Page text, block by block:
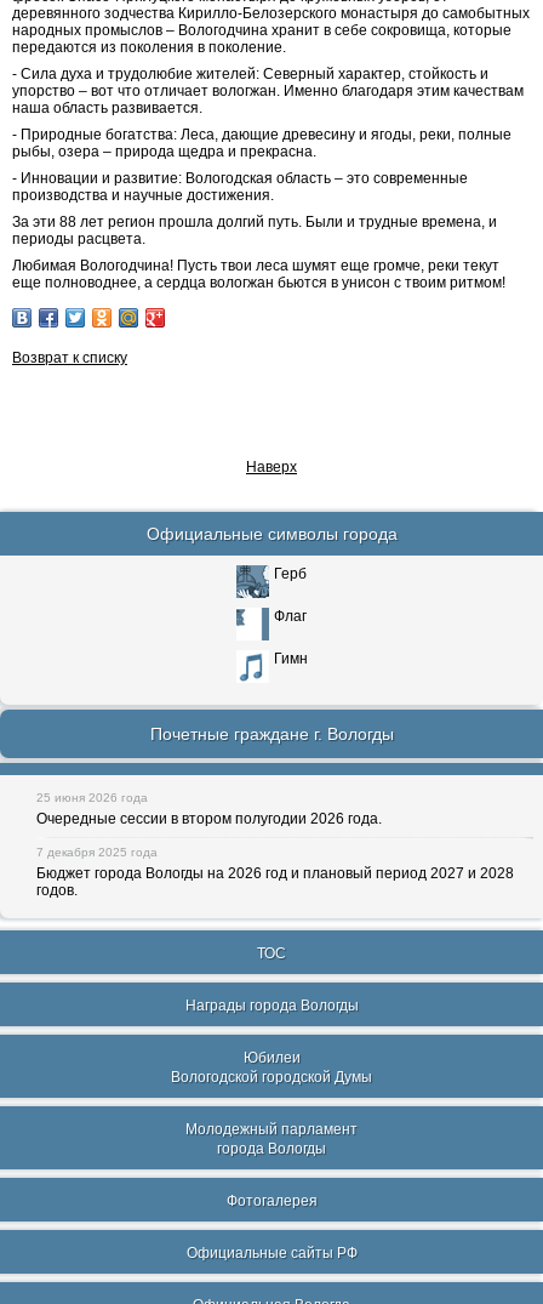
деревянного зодчества Кирилло-Белозерского монастыря до самобытных
народных промыслов – Вологодчина хранит в себе сокровища, которые
передаются из поколения в поколение.
- Сила духа и трудолюбие жителей: Северный характер, стойкость и
упорство – вот что отличает вологжан. Именно благодаря этим качествам
наша область развивается.
- Природные богатства: Леса, дающие древесину и ягоды, реки, полные
рыбы, озера – природа щедра и прекрасна.
- Инновации и развитие: Вологодская область – это современные
производства и научные достижения.
За эти 88 лет регион прошла долгий путь. Были и трудные времена, и
периоды расцвета.
Любимая Вологодчина! Пусть твои леса шумят еще громче, реки текут
еще полноводнее, а сердца вологжан бьются в унисон с твоим ритмом!
Возврат к списку
Наверх
Официальные символы города
Герб
Флаг
Гимн
Почетные граждане г. Вологды
25 июня 2026 года
Очередные сессии в втором полугодии 2026 года.
7 декабря 2025 года
Бюджет города Вологды на 2026 год и плановый период 2027 и 2028
годов.
ТОС
Награды города Вологды
Юбилеи
Вологодской городской Думы
Молодежный парламент
города Вологды
Фотогалерея
Официальные сайты РФ